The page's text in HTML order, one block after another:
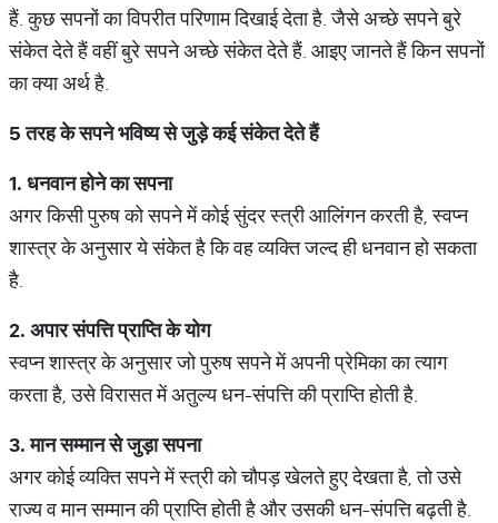
हैं. कुछ सपनों का विपरीत परिणाम दिखाई देता है. जैसे अच्छे सपने बुरे
संकेत देते हैं वहीं बुरे सपने अच्छे संकेत देते हैं. आइए जानते हैं किन सपनों
का क्या अर्थ है.
5तरहकेसपनेभविष्यसेजुड़ेकईसंकेतदेतेहैं
1. धनवानहोनेकासपना
अगर किसी पुरुष को सपने में कोई सुंदर स्त्री आलिंगन करती है, स्वप्न
शास्त्र के अनुसार ये संकेत है कि वह व्यक्ति जल्द ही धनवान हो सकता
है.
2. अपारसंपत्तिप्राप्तिकेयोग
स्वप्न शास्त्र के अनुसार जो पुरुष सपने में अपनी प्रेमिका का त्याग
करता है, उसे विरासत में अतुल्य धन-संपत्ति की प्राप्ति होती है.
3.मानसम्मानसेजुड़ासपना
अगर कोई व्यक्ति सपने में स्त्री को चौपड़ खेलते हुए देखता है, तो उसे
राज्य व मान सम्मान की प्राप्ति होती है और उसकी धन-संपत्ति बढ़ती है.